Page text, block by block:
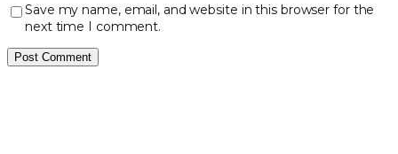
Save my name, email, and website in this browser for the
next time I comment.